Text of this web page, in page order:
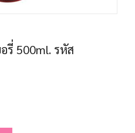
รี่ 500ml. รหัส